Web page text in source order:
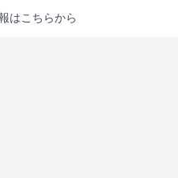
はこちらから